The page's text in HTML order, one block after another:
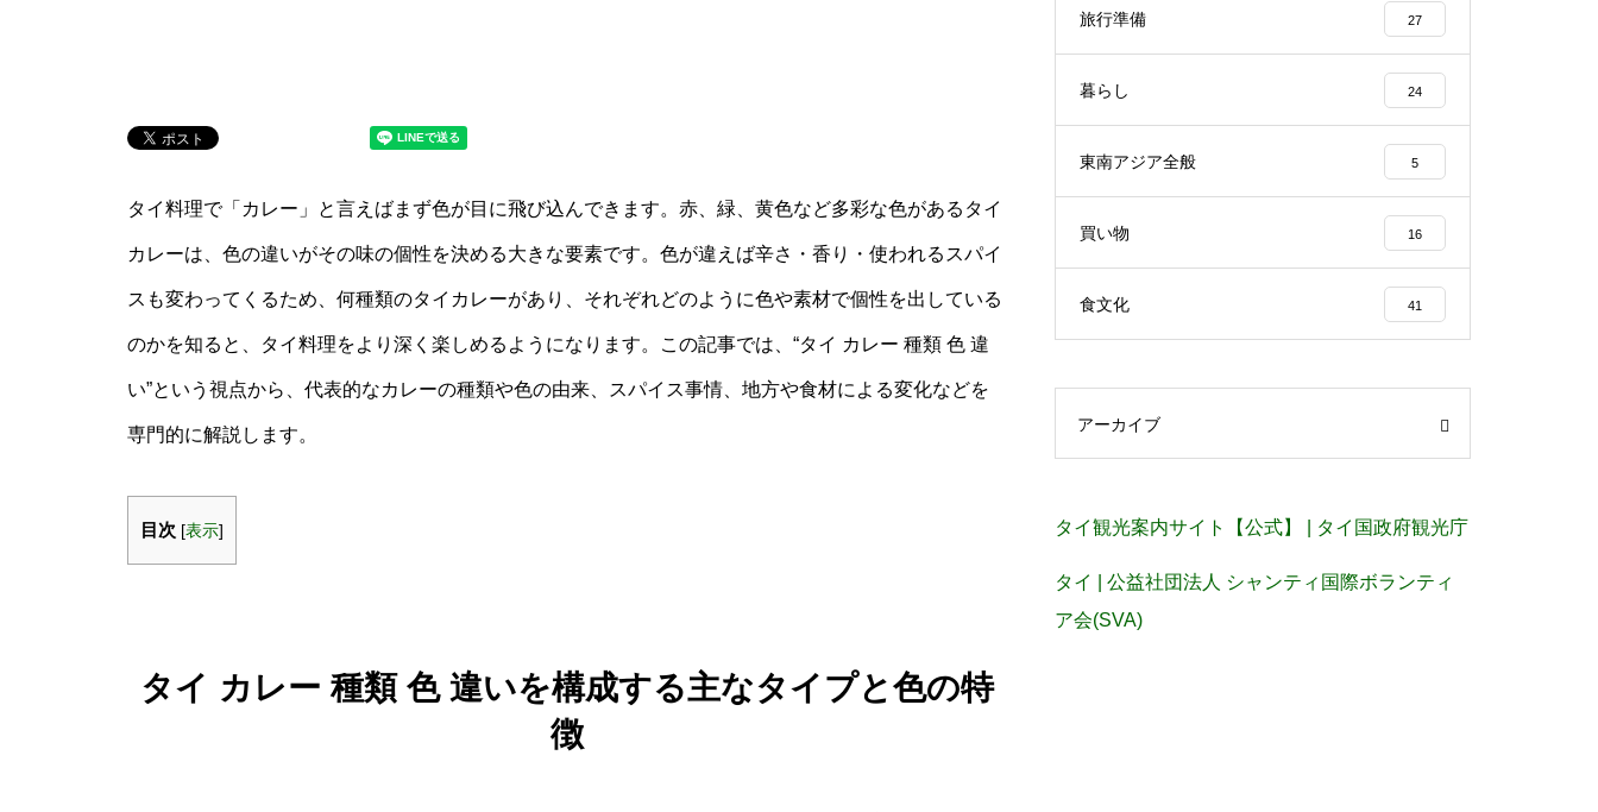
タイ料理で「カレー」と言えばまず色が目に飛び込んできます。赤、緑、黄色など多彩な色があるタイ
カレーは、色の違いがその味の個性を決める大きな要素です。色が違えば辛さ・香り・使われるスパイ
スも変わってくるため、何種類のタイカレーがあり、それぞれどのように色や素材で個性を出している
のかを知ると、タイ料理をより深く楽しめるようになります。この記事では、“タイ カレー 種類 色 違
い”という視点から、代表的なカレーの種類や色の由来、スパイス事情、地方や食材による変化などを
専門的に解説します。
目次 [表示]
タイ カレー 種類 色 違いを構成する主なタイプと色の特
徴
旅行準備 27
暮らし 24
東南アジア全般 5
買い物 16
食文化 41
アーカイブ
タイ観光案内サイト【公式】 | タイ国政府観光庁
タイ | 公益社団法人 シャンティ国際ボランティ
ア会(SVA)